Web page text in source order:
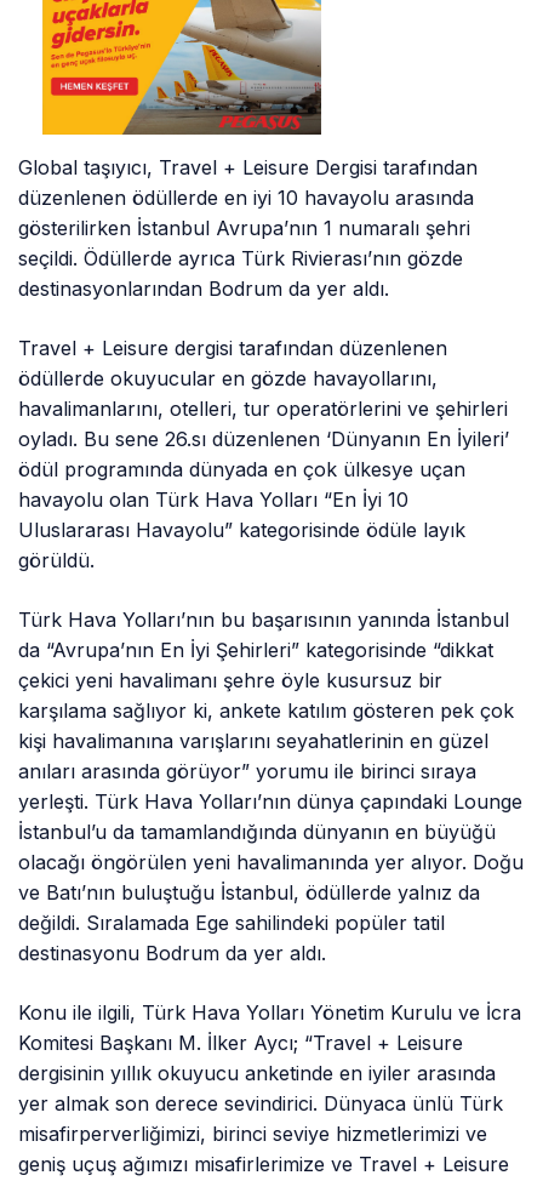
Global taşıyıcı, Travel + Leisure Dergisi tarafından
düzenlenen ödüllerde en iyi 10 havayolu arasında
gösterilirken İstanbul Avrupa’nın 1 numaralı şehri
seçildi. Ödüllerde ayrıca Türk Rivierası’nın gözde
destinasyonlarından Bodrum da yer aldı.
Travel + Leisure dergisi tarafından düzenlenen
ödüllerde okuyucular en gözde havayollarını,
havalimanlarını, otelleri, tur operatörlerini ve şehirleri
oyladı. Bu sene 26.sı düzenlenen ‘Dünyanın En İyileri’
ödül programında dünyada en çok ülkesye uçan
havayolu olan Türk Hava Yolları “En İyi 10
Uluslararası Havayolu” kategorisinde ödüle layık
görüldü.
Türk Hava Yolları’nın bu başarısının yanında İstanbul
da “Avrupa’nın En İyi Şehirleri” kategorisinde “dikkat
çekici yeni havalimanı şehre öyle kusursuz bir
karşılama sağlıyor ki, ankete katılım gösteren pek çok
kişi havalimanına varışlarını seyahatlerinin en güzel
anıları arasında görüyor” yorumu ile birinci sıraya
yerleşti. Türk Hava Yolları’nın dünya çapındaki Lounge
İstanbul’u da tamamlandığında dünyanın en büyüğü
olacağı öngörülen yeni havalimanında yer alıyor. Doğu
ve Batı’nın buluştuğu İstanbul, ödüllerde yalnız da
değildi. Sıralamada Ege sahilindeki popüler tatil
destinasyonu Bodrum da yer aldı.
Konu ile ilgili, Türk Hava Yolları Yönetim Kurulu ve İcra
Komitesi Başkanı M. İlker Aycı; “Travel + Leisure
dergisinin yıllık okuyucu anketinde en iyiler arasında
yer almak son derece sevindirici. Dünyaca ünlü Türk
misafirperverliğimizi, birinci seviye hizmetlerimizi ve
geniş uçuş ağımızı misafirlerimize ve Travel + Leisure